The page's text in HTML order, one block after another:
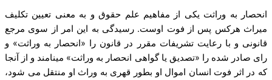
انحصار به وراثت یکی از مفاهیم علم حقوق و به معنی تعیین تکلیف
میراث هرکس پس از فوت اوست. رسیدگی به این امر از سوی مرجع
قانونی و با رعایت تشریفات مقرر در قانون را «انحصار به وراثت» و
رای صادر شده را «تصدیق یا گواهی انحصار به وراثت» مینامند و از آنجا
که در اثر فوت انسان اموال او بطور قهری به وراث او منتقل می‌ شود،